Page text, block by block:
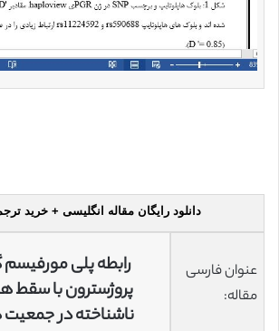
دانلود رایگان مقاله انگلیسی + خرید
عنوان فارسی
مقاله:
رابطه پلی
پروژسترون با سقط
ناشناخته در جمعیت